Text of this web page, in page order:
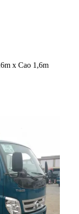
x Cao 1,6m